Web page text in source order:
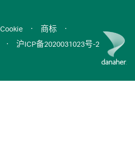
Cookie · 商标
·
· 沪ICP备2020031023号-2